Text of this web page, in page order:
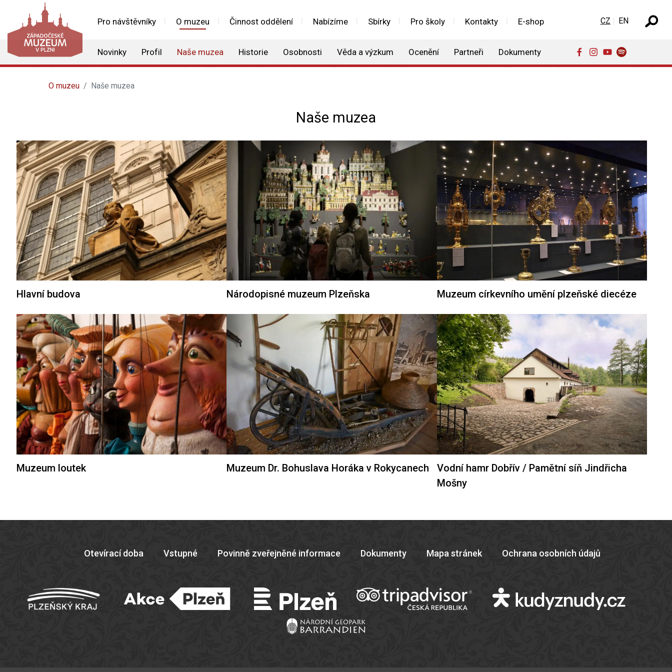
Pro návštěvníky O muzeu Činnost oddělení Nabízíme Sbírky Pro školy Kontakty E-shop
Novinky Profil Naše muzea Historie Osobnosti Věda a výzkum Ocenění Partneři Dokumenty
Zvolte jazyk
CZ EN
O muzeu Naše muzea
Naše muzea
Hlavní budova Národopisné muzeum Plzeňska Muzeum církevního umění plzeňské diecéze
Muzeum loutek Muzeum Dr. Bohuslava Horáka v Rokycanech
Vodní hamr Dobřív / Pamětní síň Jindřicha
Mošny
Otevírací doba Vstupné Povinně zveřejněné informace Dokumenty Mapa stránek Ochrana osobních údajů